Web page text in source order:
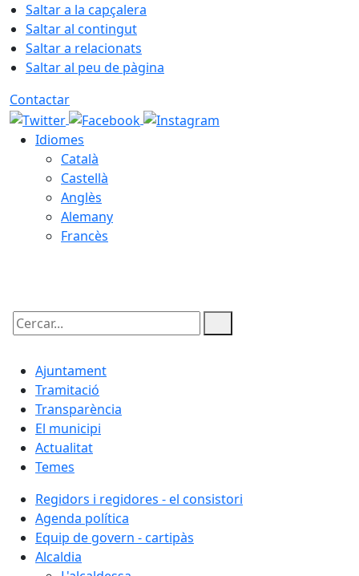
Saltar a la capçalera
Saltar al contingut
Saltar a relacionats
Saltar al peu de pàgina
Contactar
Idiomes
Català
Castellà
Anglès
Alemany
Francès
Cercar:
Ajuntament
Tramitació
Transparència
El municipi
Actualitat
Temes
Regidors i regidores - el consistori
Agenda política
Equip de govern - cartipàs
Alcaldia